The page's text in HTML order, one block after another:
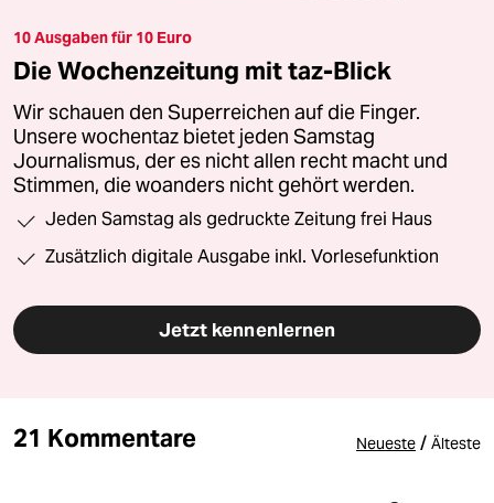
10 Ausgaben für 10 Euro
Die Wochenzeitung mit taz-Blick
Wir schauen den Superreichen auf die Finger.
Unsere wochentaz bietet jeden Samstag
Journalismus, der es nicht allen recht macht und
Stimmen, die woanders nicht gehört werden.
Jeden Samstag als gedruckte Zeitung frei Haus
Zusätzlich digitale Ausgabe inkl. Vorlesefunktion
Jetzt kennenlernen
21 Kommentare Neueste / Älteste